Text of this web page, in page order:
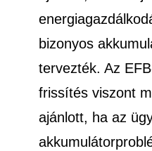
bizonyos
tervezték. Az
frissítés viszont
ajánlott, ha az